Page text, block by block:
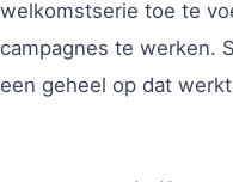
welkomstserie toe te
campagnes te werken.
een geheel op dat